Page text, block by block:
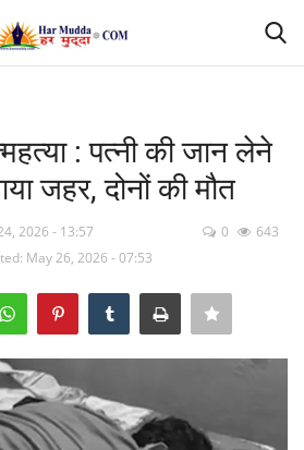
: पत्नी की जान लेने
जहर, दोनों की मौत
2026 - 13:57
May 26, 2026 - 07:53
0 643